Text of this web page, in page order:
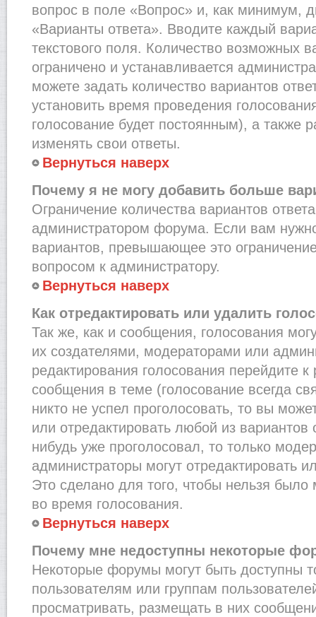
вопрос в поле «Вопрос» и, как минимум,
«Варианты ответа». Вводите каждый
текстового поля. Количество возможных
ограничено и устанавливается
можете задать количество вариантов
установить время проведения
голосование будет постоянным), а также
изменять свои ответы.
Вернуться наверх
Почему я не могу добавить больше
Ограничение количества вариантов
администратором форума. Если вам
вариантов, превышающее это
вопросом к администратору.
Вернуться наверх
Как отредактировать или удалить
Так же, как и сообщения, голосования
их создателями, модераторами или
редактирования голосования перейдите
сообщения в теме (голосование всегда
никто не успел проголосовать, то вы
или отредактировать любой из вариантов
нибудь уже проголосовал, то только
администраторы могут отредактировать
Это сделано для того, чтобы нельзя было
во время голосования.
Вернуться наверх
Почему мне недоступны некоторые
Некоторые форумы могут быть доступны
пользователям или группам
просматривать, размещать в них